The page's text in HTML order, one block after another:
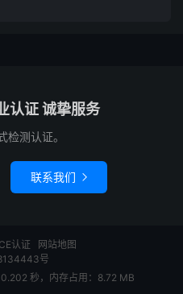
认证 诚挚服务
检测认证。
联系我们 
CE认证
网站地图
号
秒，内存占用：8.72 MB